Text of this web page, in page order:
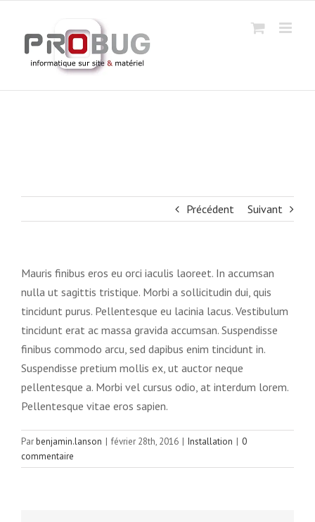
contenu
Précédent Suivant
Mauris finibus eros eu orci iaculis laoreet. In accumsan
nulla ut sagittis tristique. Morbi a sollicitudin dui, quis
tincidunt purus. Pellentesque eu lacinia lacus. Vestibulum
tincidunt erat ac massa gravida accumsan. Suspendisse
finibus commodo arcu, sed dapibus enim tincidunt in.
Suspendisse pretium mollis ex, ut auctor neque
pellentesque a. Morbi vel cursus odio, at interdum lorem.
Pellentesque vitae eros sapien.
Parbenjamin.lanson | février 28th, 2016 | Installation | 0
commentaire